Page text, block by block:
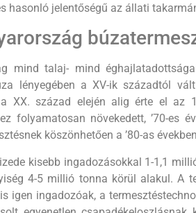
hasonló jelentőségű az állati
mind talaj- mind
lényegében a XV-ik századtól
XX. század elején alig érte el az
folyamatosan növekedett, ’70-es
köszönhetően a ’80-as
kisebb ingadozásokkal 1-1,1
4-5 millió tonna körül alakul. A
igen ingadozóak, a